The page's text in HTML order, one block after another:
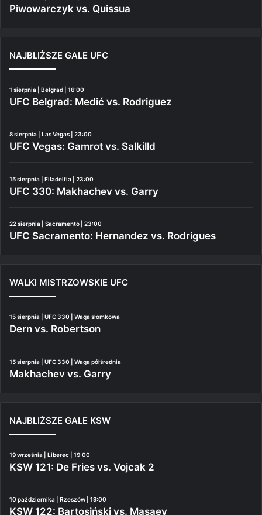
Piwowarczyk vs. Quissua
NAJBLIŻSZE GALE UFC
1 sierpnia | Belgrad | 16:00
UFC Belgrad: Medić vs. Rodriguez
8 sierpnia | Las Vegas | 23:00
UFC Vegas: Gamrot vs. Salkilld
15 sierpnia | Filadelfia | 23:00
UFC 330: Makhachev vs. Garry
22 sierpnia | Sacramento | 23:00
UFC Sacramento: Hernandez vs. Rodrigues
WALKI MISTRZOWSKIE UFC
15 sierpnia | UFC 330 | Waga słomkowa
Dern vs. Robertson
15 sierpnia | UFC 330 | Waga półśrednia
Makhachev vs. Garry
NAJBLIŻSZE GALE KSW
19 września | Liberec | 19:00
KSW 121: De Fries vs. Vojcak 2
10 października | Rzeszów | 19:00
KSW 122: Bartosiński vs. Masaev